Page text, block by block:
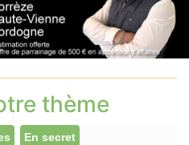
thème
En secret